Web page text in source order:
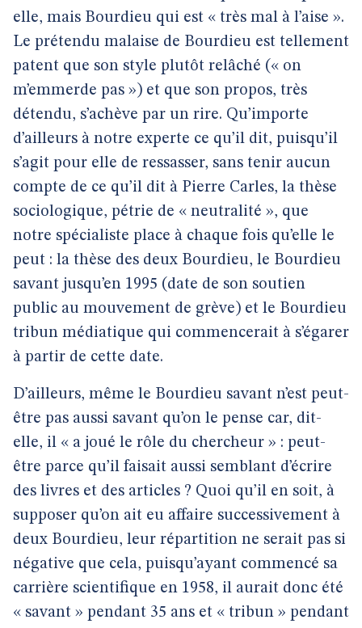
elle, mais Bourdieu qui est « très mal à l’aise ».
Le prétendu malaise de Bourdieu est tellement
patent que son style plutôt relâché (« on
m’emmerde pas ») et que son propos, très
détendu, s’achève par un rire. Qu’importe
d’ailleurs à notre experte ce qu’il dit, puisqu’il
s’agit pour elle de ressasser, sans tenir aucun
compte de ce qu’il dit à Pierre Carles, la thèse
sociologique, pétrie de « neutralité », que
notre spécialiste place à chaque fois qu’elle le
peut : la thèse des deux Bourdieu, le Bourdieu
savant jusqu’en 1995 (date de son soutien
public au mouvement de grève) et le Bourdieu
tribun médiatique qui commencerait à s’égarer
à partir de cette date.
D’ailleurs, même le Bourdieu savant n’est peut-
être pas aussi savant qu’on le pense car, dit-
elle, il « a joué le rôle du chercheur » : peut-
être parce qu’il faisait aussi semblant d’écrire
des livres et des articles ? Quoi qu’il en soit, à
supposer qu’on ait eu affaire successivement à
deux Bourdieu, leur répartition ne serait pas si
négative que cela, puisqu’ayant commencé sa
carrière scientifique en 1958, il aurait donc été
« savant » pendant 35 ans et « tribun » pendant